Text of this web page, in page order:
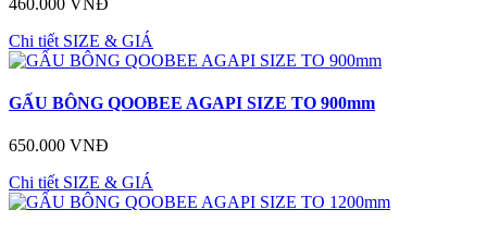
Chi tiết SIZE & GIÁ
GẤU BÔNG QOOBEE AGAPI SIZE TO 900mm
650.000 VNĐ
Chi tiết SIZE & GIÁ